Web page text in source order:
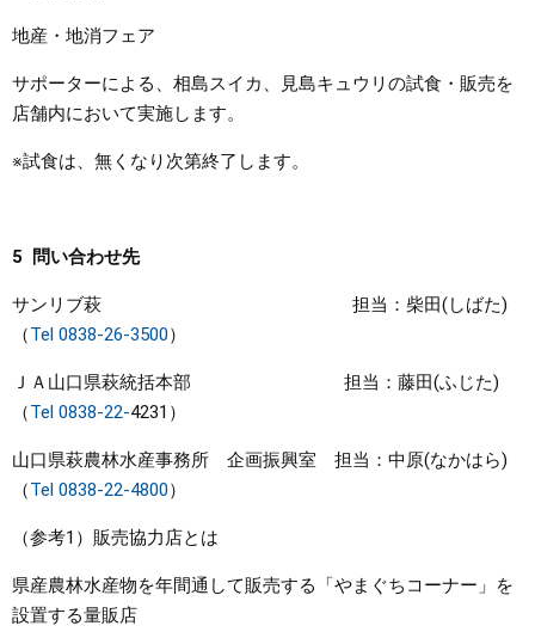
地産・地消フェア
サポーターによる、相島スイカ、見島キュウリの試食・販売を
店舗内において実施します。
※試食は、無くなり次第終了します。
5 問い合わせ先
サンリブ萩 担当：柴田(しばた)
（Tel 0838-26-3500）
ＪＡ山口県萩統括本部 担当：藤田(ふじた)
（Tel 0838-22-4231）
山口県萩農林水産事務所 企画振興室 担当：中原(なかはら)
（Tel 0838-22-4800）
（参考1）販売協力店とは
県産農林水産物を年間通して販売する「やまぐちコーナー」を
設置する量販店